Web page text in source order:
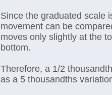
Since the graduated scale
movement can be
moves only slightly at the
bottom.
Therefore, a 1/2
as a 5 thousandths